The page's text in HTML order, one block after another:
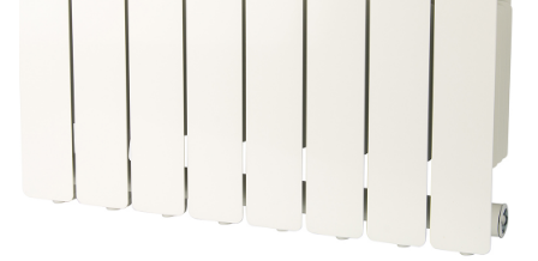
экономия энергетических ресурсов. Литой
алюминиевый радиатор специально
разработанный с учетом российских условий
эксплуатации и полностью адаптированные к
работе в отечественных системах отопления.
Радиатор предназначен для установки в жилых
и общественных зданиях с автономной